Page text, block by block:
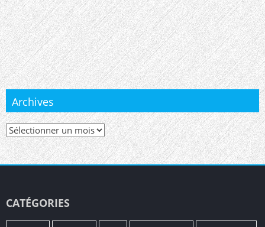
Archives
Archives
CATÉGORIES